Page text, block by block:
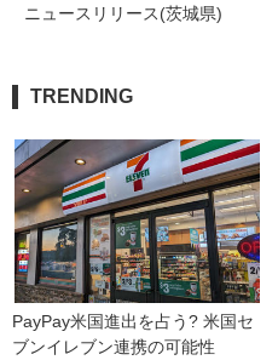
ニュースリリース(茨城県)
TRENDING
PayPay米国進出を占う? 米国セ
ブンイレブン連携の可能性